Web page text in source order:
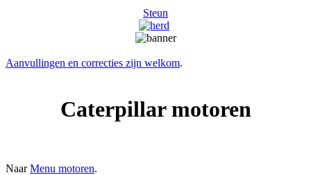
Steun
Aanvullingen en correcties zijn welkom.
Caterpillar motoren
NaarMenu motoren.